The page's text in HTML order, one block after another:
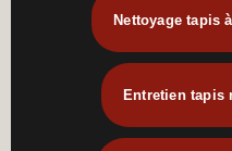
Nettoyage tapis
Entretien tapis